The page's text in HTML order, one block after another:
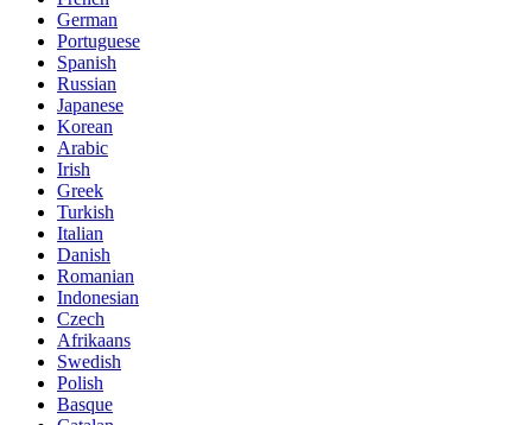
German
Portuguese
Spanish
Russian
Japanese
Korean
Arabic
Irish
Greek
Turkish
Italian
Danish
Romanian
Indonesian
Czech
Afrikaans
Swedish
Polish
Basque